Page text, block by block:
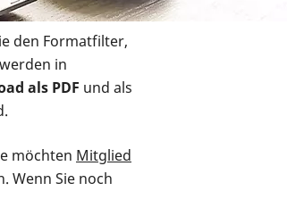
den Formatfilter,
in
als PDF und als
möchten Mitglied
Wenn Sie noch